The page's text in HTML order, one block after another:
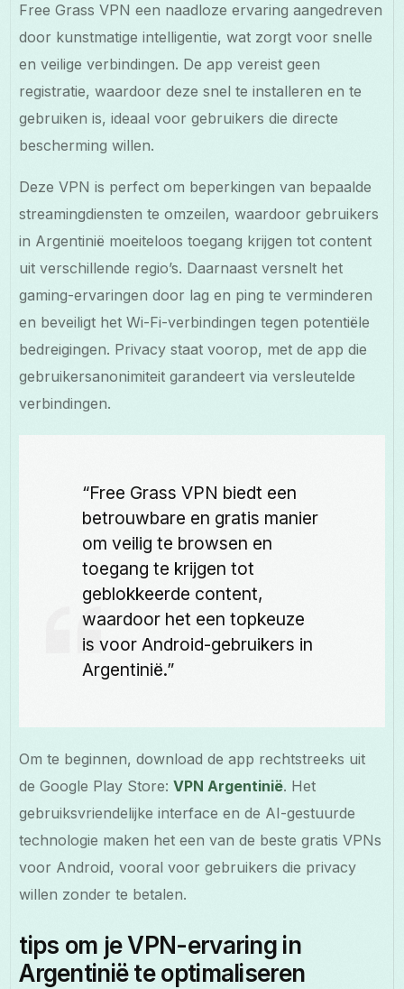
Free Grass VPN een naadloze ervaring aangedreven
door kunstmatige intelligentie, wat zorgt voor snelle
en veilige verbindingen. De app vereist geen
registratie, waardoor deze snel te installeren en te
gebruiken is, ideaal voor gebruikers die directe
bescherming willen.
Deze VPN is perfect om beperkingen van bepaalde
streamingdiensten te omzeilen, waardoor gebruikers
in Argentinië moeiteloos toegang krijgen tot content
uit verschillende regio’s. Daarnaast versnelt het
gaming-ervaringen door lag en ping te verminderen
en beveiligt het Wi-Fi-verbindingen tegen potentiële
bedreigingen. Privacy staat voorop, met de app die
gebruikersanonimiteit garandeert via versleutelde
verbindingen.
“Free Grass VPN biedt een
betrouwbare en gratis manier
om veilig te browsen en
toegang te krijgen tot
geblokkeerde content,
waardoor het een topkeuze
is voor Android-gebruikers in
Argentinië.”
Om te beginnen, download de app rechtstreeks uit
de Google Play Store:VPN Argentinië. Het
gebruiksvriendelijke interface en de AI-gestuurde
technologie maken het een van de beste gratis VPNs
voor Android, vooral voor gebruikers die privacy
willen zonder te betalen.
tips om je VPN-ervaring in
Argentinië te optimaliseren